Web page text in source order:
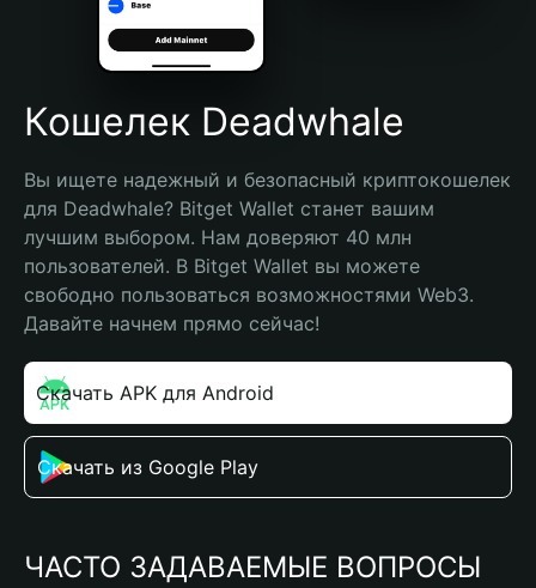
Português (Brasil)
Español (Argentina)
Кошелек Deadwhale
Вы ищете надежный и безопасный криптокошелек
для Deadwhale? Bitget Wallet станет вашим
лучшим выбором. Нам доверяют 40 млн
пользователей. В Bitget Wallet вы можете
свободно пользоваться возможностями Web3.
Давайте начнем прямо сейчас!
Скачать APK для Android
Скачать из Google Play
ЧАСТО ЗАДАВАЕМЫЕ ВОПРОСЫ